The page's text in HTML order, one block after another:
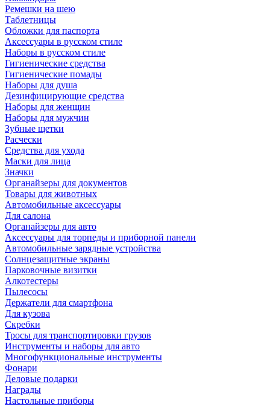
Ремешки на шею
Таблетницы
Обложки для паспорта
Аксессуары в русском стиле
Наборы в русском стиле
Гигиенические средства
Гигиенические помады
Наборы для душа
Дезинфицирующие средства
Наборы для женщин
Наборы для мужчин
Зубные щетки
Расчески
Средства для ухода
Маски для лица
Значки
Органайзеры для документов
Товары для животных
Автомобильные аксессуары
Для салона
Органайзеры для авто
Аксессуары для торпеды и приборной панели
Автомобильные зарядные устройства
Солнцезащитные экраны
Парковочные визитки
Алкотестеры
Пылесосы
Держатели для смартфона
Для кузова
Скребки
Тросы для транспортировки грузов
Инструменты и наборы для авто
Многофункциональные инструменты
Фонари
Деловые подарки
Награды
Настольные приборы